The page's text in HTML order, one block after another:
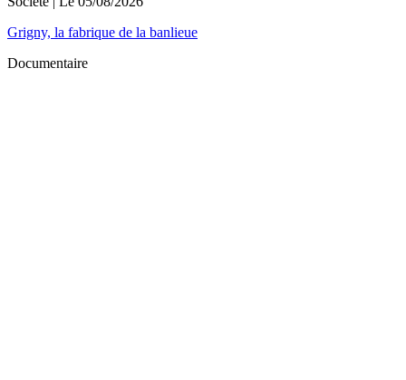
Grigny, la fabrique de la banlieue
Documentaire